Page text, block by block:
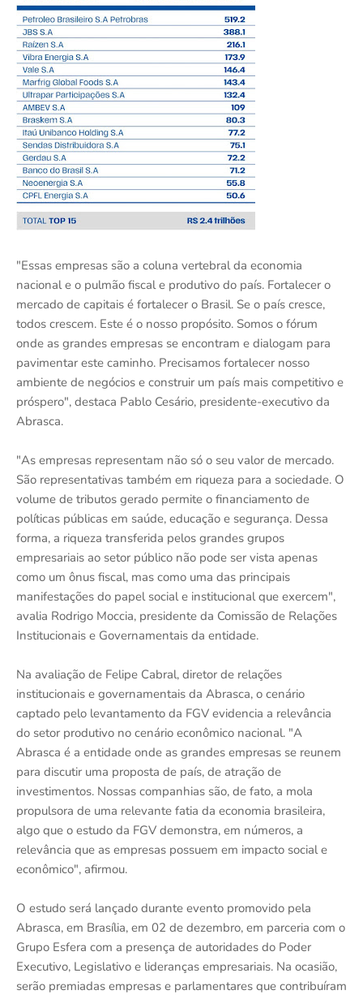
"Essas empresas são a coluna vertebral da economia
nacional e o pulmão fiscal e produtivo do país. Fortalecer o
mercado de capitais é fortalecer o Brasil. Se o país cresce,
todos crescem. Este é o nosso propósito. Somos o fórum
onde as grandes empresas se encontram e dialogam para
pavimentar este caminho. Precisamos fortalecer nosso
ambiente de negócios e construir um país mais competitivo e
próspero", destaca Pablo Cesário, presidente-executivo da
Abrasca.
"As empresas representam não só o seu valor de mercado.
São representativas também em riqueza para a sociedade. O
volume de tributos gerado permite o financiamento de
políticas públicas em saúde, educação e segurança. Dessa
forma, a riqueza transferida pelos grandes grupos
empresariais ao setor público não pode ser vista apenas
como um ônus fiscal, mas como uma das principais
manifestações do papel social e institucional que exercem",
avalia Rodrigo Moccia, presidente da Comissão de Relações
Institucionais e Governamentais da entidade.
Na avaliação de Felipe Cabral, diretor de relações
institucionais e governamentais da Abrasca, o cenário
captado pelo levantamento da FGV evidencia a relevância
do setor produtivo no cenário econômico nacional. "A
Abrasca é a entidade onde as grandes empresas se reunem
para discutir uma proposta de país, de atração de
investimentos. Nossas companhias são, de fato, a mola
propulsora de uma relevante fatia da economia brasileira,
algo que o estudo da FGV demonstra, em números, a
relevância que as empresas possuem em impacto social e
econômico", afirmou.
O estudo será lançado durante evento promovido pela
Abrasca, em Brasília, em 02 de dezembro, em parceria com o
Grupo Esfera com a presença de autoridades do Poder
Executivo, Legislativo e lideranças empresariais. Na ocasião,
serão premiadas empresas e parlamentares que contribuíram